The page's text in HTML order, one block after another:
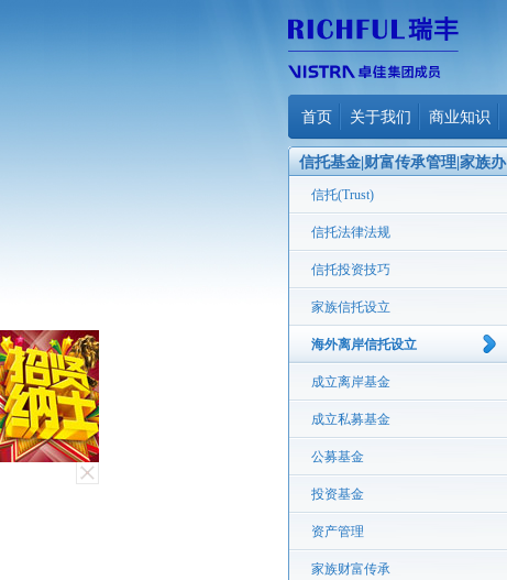
首页 关于我们 商业知识
信托基金|财富传承管理|家族办
公室
信托(Trust)
信托法律法规
信托投资技巧
家族信托设立
海外离岸信托设立
成立离岸基金
成立私募基金
公募基金
投资基金
资产管理
家族财富传承